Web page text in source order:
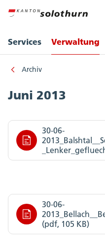
Services Verwaltung
Archiv
Juni 2013
30-06-
30-06-
(pdf, 105 KB)